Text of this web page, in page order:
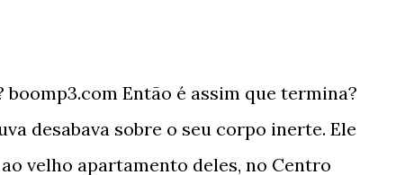
boomp3.com Então é assim que termina?
desabava sobre o seu corpo inerte. Ele
velho apartamento deles, no Centro